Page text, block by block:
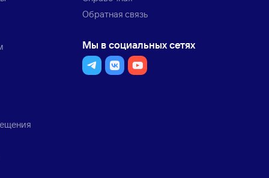
Обратная связь
Мы в социальных сетях